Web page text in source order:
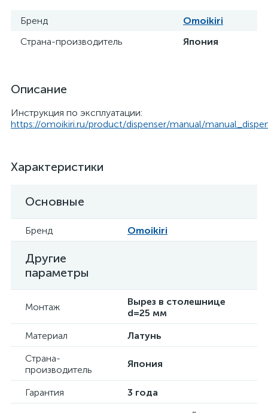
Бренд
Omoikiri
Страна-производитель
Япония
Описание
Инструкция по эксплуатации:
https://omoikiri.ru/product/dispenser/manual/
Характеристики
Основные
Бренд Omoikiri
Другие
параметры
Монтаж
Вырез в столешнице
d=25 мм
Материал
Латунь
Страна-
производитель
Япония
Гарантия 3 года